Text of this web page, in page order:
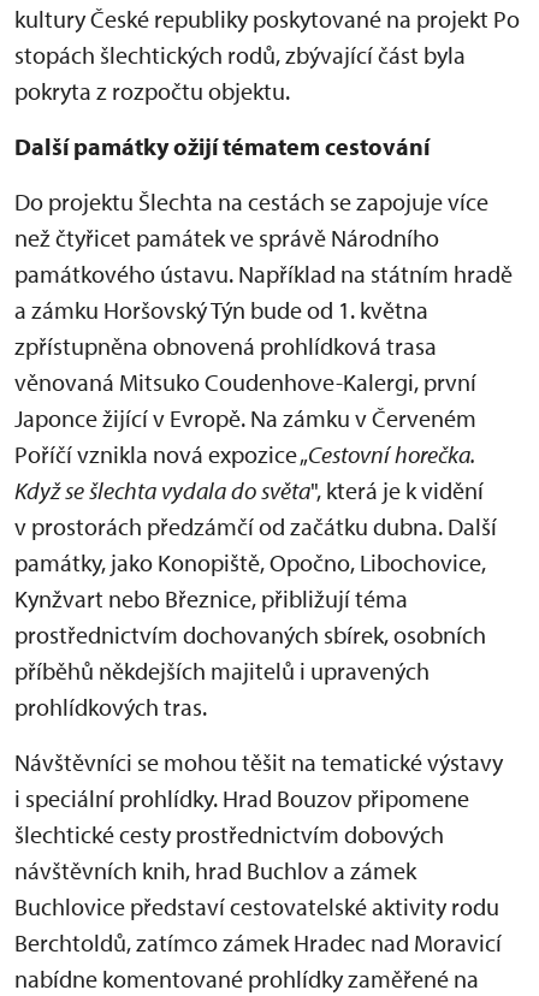
kultury České republiky poskytované na projekt Po
stopách šlechtických rodů, zbývající část byla
pokryta z rozpočtu objektu.
Další památky ožijí tématem cestování
Do projektu Šlechta na cestách se zapojuje více
než čtyřicet památek ve správě Národního
památkového ústavu. Například na státním hradě
a zámku Horšovský Týn bude od 1. května
zpřístupněna obnovená prohlídková trasa
věnovaná Mitsuko Coudenhove-Kalergi, první
Japonce žijící v Evropě. Na zámku v Červeném
Poříčí vznikla nová expozice „Cestovní horečka.
Když se šlechta vydala do světa", která je k vidění
v prostorách předzámčí od začátku dubna. Další
památky, jako Konopiště, Opočno, Libochovice,
Kynžvart nebo Březnice, přibližují téma
prostřednictvím dochovaných sbírek, osobních
příběhů někdejších majitelů i upravených
prohlídkových tras.
Návštěvníci se mohou těšit na tematické výstavy
i speciální prohlídky. Hrad Bouzov připomene
šlechtické cesty prostřednictvím dobových
návštěvních knih, hrad Buchlov a zámek
Buchlovice představí cestovatelské aktivity rodu
Berchtoldů, zatímco zámek Hradec nad Moravicí
nabídne komentované prohlídky zaměřené na